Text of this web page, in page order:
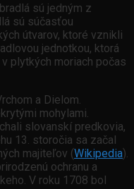
sú jedným z
sú súčasťou
útvarov, ktoré vznikli
jednotkou, ktorá
plytkých moriach počas
a Dielom.
mohylami.
slovanskí predkovia,
13. storočia sa začal
majiteľov (Wikipedia).
ochranu a
V roku 1708 bol